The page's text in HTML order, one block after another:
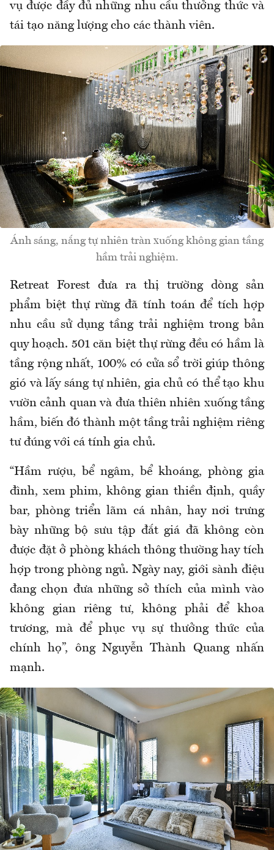
vụđược đầyđủ những nhu cầu thưởng thức và
tái tạo năng lượng cho các thành viên.
Ánh sáng, nắng tự nhiên tràn xuống không gian tầng
hầm trải nghiệm.
Retreat Forest đưa ra thị trường dòng sản
phẩm biệt thự rừngđã tính toánđể tích hợp
nhu cầu sử dụng tầng trải nghiệm trong bản
quy hoạch. 501 căn biệt thự rừng đều có hầm là
tầng rộng nhất, 100% có cửa sổ trời giúp thông
gió và lấy sáng tự nhiên, gia chủ có thể tạo khu
vườn cảnh quan và đưa thiên nhiên xuống tầng
hầm, biến đó thành một tầng trải nghiệm riêng
tư đúng với cá tính gia chủ.
“Hầm rượu, bể ngâm, bể khoáng, phòng gia
đình, xem phim, không gian thiềnđịnh, quầy
bar, phòng triển lãm cá nhân, hay nơi trưng
bày những bộ sưu tập đắt giá đã không còn
được đặt ở phòng khách thông thường hay tích
hợp trong phòng ngủ. Ngày nay, giới sành điệu
đang chọn đưa những sở thích của mình vào
không gian riêng tư, không phảiđể khoa
trương, màđể phục vụ sự thưởng thức của
chính họ”, ông Nguyễn Thành Quang nhấn
mạnh.